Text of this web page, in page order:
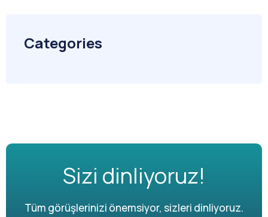
Categories
Sizi dinliyoruz!
Tüm görüşlerinizi önemsiyor, sizleri dinliyoruz.